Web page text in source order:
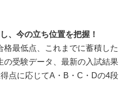
、今の立ち位置を把握！
最低点、これまでに蓄積した
の受験データ、最新の入試結果
点に応じてA・B・C・Dの4段